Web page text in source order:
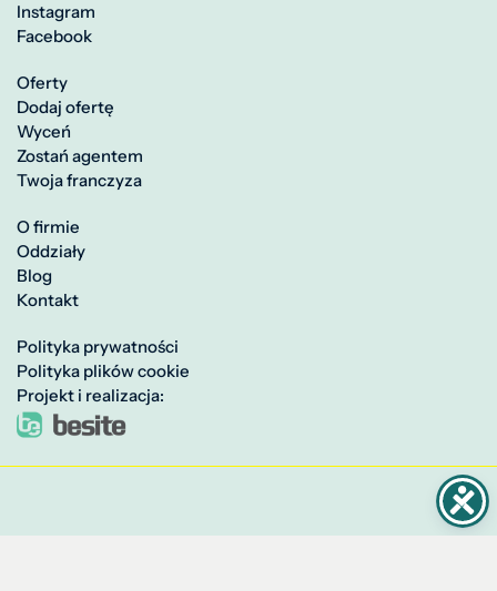
Instagram
Facebook
Oferty
Dodaj ofertę
Wyceń
Zostań agentem
Twoja franczyza
O firmie
Oddziały
Blog
Kontakt
Polityka prywatności
Polityka plików cookie
Projekt i realizacja: